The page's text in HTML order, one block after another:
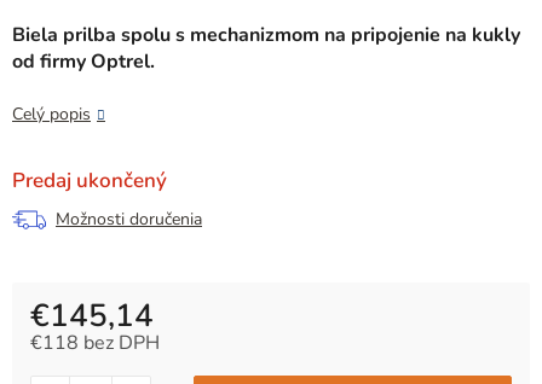
Biela prilba spolu s mechanizmom na pripojenie na kukly
od firmy Optrel.
Celý popis
Predaj ukončený
Možnosti doručenia
€145,14
€118 bez DPH